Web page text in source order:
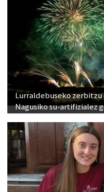
Lurraldebuseko
Nagusiko su-artifizialez